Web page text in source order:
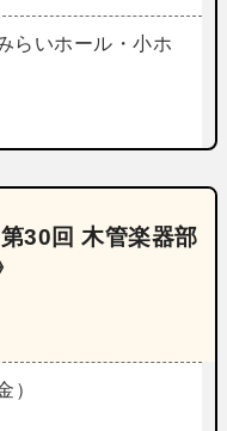
らいホール・小ホ
30回 木管楽器部
）